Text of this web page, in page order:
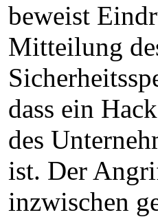
beweist
Mitteilung
dass ein
des
ist. Der
inzwischen